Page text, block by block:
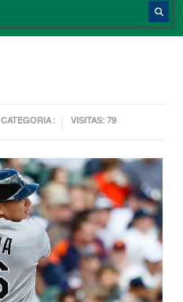
CATEGORIA : VISITAS: 79